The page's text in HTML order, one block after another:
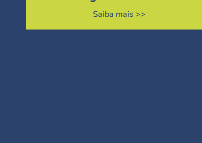
Saiba mais >>